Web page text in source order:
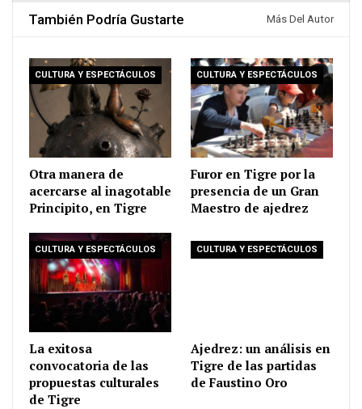
También Podría Gustarte Más Del Autor
CULTURA Y ESPECTÁCULOS
Otra manera de
acercarse al inagotable
Principito, en Tigre
CULTURA Y ESPECTÁCULOS
Furor en Tigre por la
presencia de un Gran
Maestro de ajedrez
CULTURA Y ESPECTÁCULOS
La exitosa
convocatoria de las
propuestas culturales
de Tigre
CULTURA Y ESPECTÁCULOS
Ajedrez: un análisis en
Tigre de las partidas
de Faustino Oro